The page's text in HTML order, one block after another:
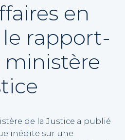
en
le rapport-
de la Justice a publié
inédite sur une